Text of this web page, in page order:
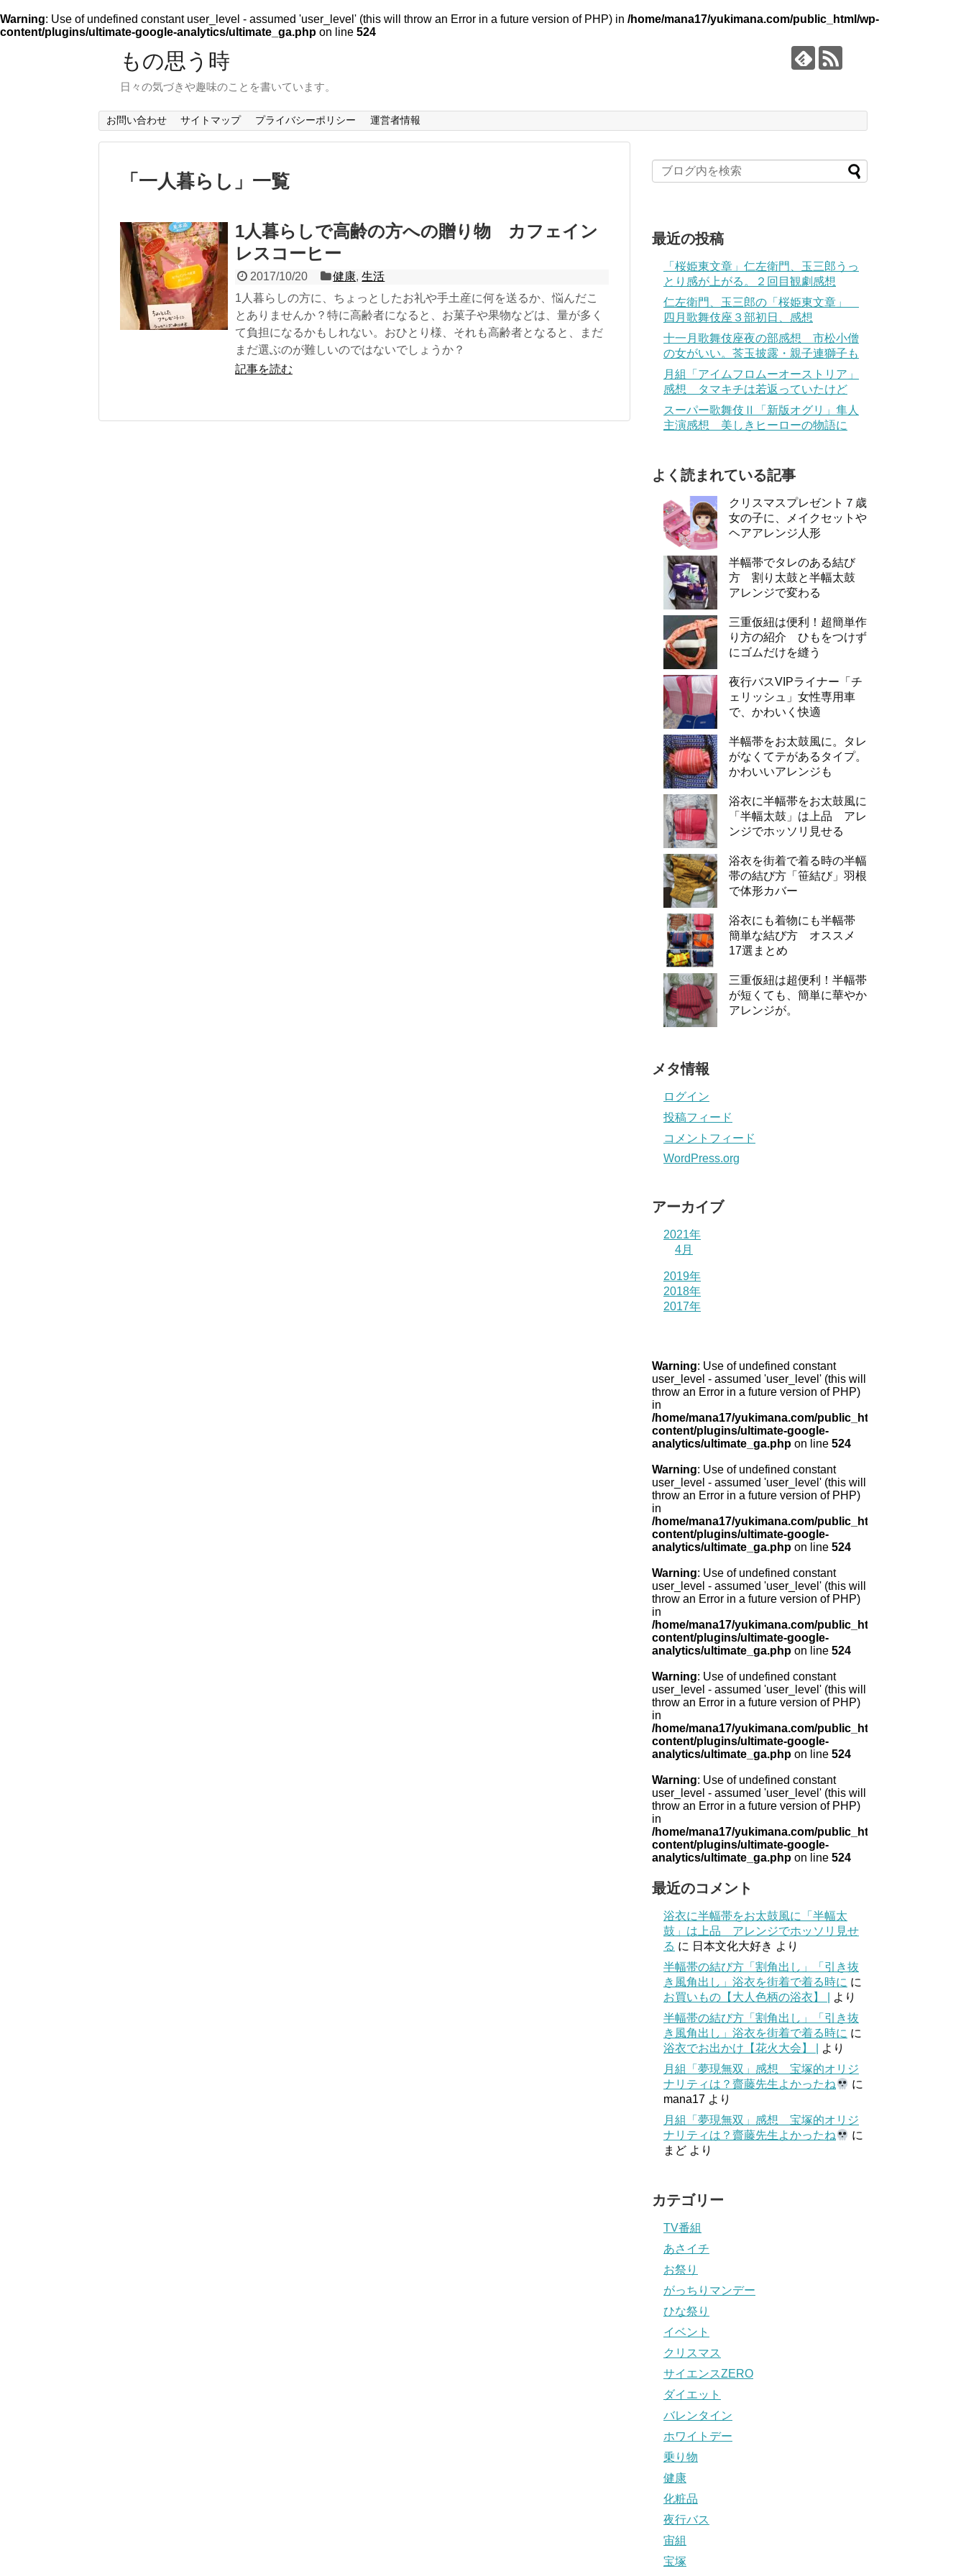
Warning: Use of undefined constant user_level - assumed 'user_level' (this will throw an Error in a future version of PHP) in /home/mana17/yukimana.com/public_html/wp-
content/plugins/ultimate-google-analytics/ultimate_ga.php on line 524
もの思う時
日々の気づきや趣味のことを書いています。
お問い合わせ サイトマップ プライバシーポリシー 運営者情報
「 一人暮らし 」 一覧
1人暮らしで高齢の方への贈り物 カフェイン
レスコーヒー
2017/10/20 健康,生活
1人暮らしの方に、ちょっとしたお礼や手土産に何を送るか、悩んだこ
とありませんか？特に高齢者になると、お菓子や果物などは、量が多く
て負担になるかもしれない。おひとり様、それも高齢者となると、まだ
まだ選ぶのが難しいのではないでしょうか？
記事を読む
最近の投稿
「桜姫東文章」仁左衛門、玉三郎うっ
とり感が上がる。２回目観劇感想
仁左衛門、玉三郎の「桜姫東文章」
四月歌舞伎座３部初日、感想
十一月歌舞伎座夜の部感想 市松小僧
の女がいい。莟玉披露・親子連獅子も
月組「アイムフロムーオーストリア」
感想 タマキチは若返っていたけど
スーパー歌舞伎Ⅱ「新版オグリ」隼人
主演感想 美しきヒーローの物語に
よく読まれている記事
クリスマスプレゼント７歳
女の子に、メイクセットや
ヘアアレンジ人形
半幅帯でタレのある結び
方 割り太鼓と半幅太鼓
アレンジで変わる
三重仮紐は便利！超簡単作
り方の紹介 ひもをつけず
にゴムだけを縫う
夜行バスVIPライナー「チ
ェリッシュ」女性専用車
で、かわいく快適
半幅帯をお太鼓風に。タレ
がなくてテがあるタイプ。
かわいいアレンジも
浴衣に半幅帯をお太鼓風に
「半幅太鼓」は上品 アレ
ンジでホッソリ見せる
浴衣を街着で着る時の半幅
帯の結び方「笹結び」羽根
で体形カバー
浴衣にも着物にも半幅帯
簡単な結び方 オススメ
17選まとめ
三重仮紐は超便利！半幅帯
が短くても、簡単に華やか
アレンジが。
メタ情報
ログイン
投稿フィード
コメントフィード
WordPress.org
アーカイブ
2021年
4月
2019年
2018年
2017年
Warning: Use of undefined constant
user_level - assumed 'user_level' (this will
throw an Error in a future version of PHP)
in
/home/mana17/yukimana.com/public_html/wp-
content/plugins/ultimate-google-
analytics/ultimate_ga.php on line 524
Warning: Use of undefined constant
user_level - assumed 'user_level' (this will
throw an Error in a future version of PHP)
in
/home/mana17/yukimana.com/public_html/wp-
content/plugins/ultimate-google-
analytics/ultimate_ga.php on line 524
Warning: Use of undefined constant
user_level - assumed 'user_level' (this will
throw an Error in a future version of PHP)
in
/home/mana17/yukimana.com/public_html/wp-
content/plugins/ultimate-google-
analytics/ultimate_ga.php on line 524
Warning: Use of undefined constant
user_level - assumed 'user_level' (this will
throw an Error in a future version of PHP)
in
/home/mana17/yukimana.com/public_html/wp-
content/plugins/ultimate-google-
analytics/ultimate_ga.php on line 524
Warning: Use of undefined constant
user_level - assumed 'user_level' (this will
throw an Error in a future version of PHP)
in
/home/mana17/yukimana.com/public_html/wp-
content/plugins/ultimate-google-
analytics/ultimate_ga.php on line 524
最近のコメント
浴衣に半幅帯をお太鼓風に「半幅太
鼓」は上品 アレンジでホッソリ見せ
る に 日本文化大好き より
半幅帯の結び方「割角出し」「引き抜
き風角出し」浴衣を街着で着る時に に
お買いもの【大人色柄の浴衣】 |
より
半幅帯の結び方「割角出し」「引き抜
き風角出し」浴衣を街着で着る時に に
浴衣でお出かけ【花火大会】 |
より
月組「夢現無双」感想 宝塚的オリジ
ナリティは？齋藤先生よかったね
に
mana17 より
月組「夢現無双」感想 宝塚的オリジ
ナリティは？齋藤先生よかったね
に
まど より
カテゴリー
TV番組
あさイチ
お祭り
がっちりマンデー
ひな祭り
イベント
クリスマス
サイエンスZERO
ダイエット
バレンタイン
ホワイトデー
乗り物
健康
化粧品
夜行バス
宙組
宝塚